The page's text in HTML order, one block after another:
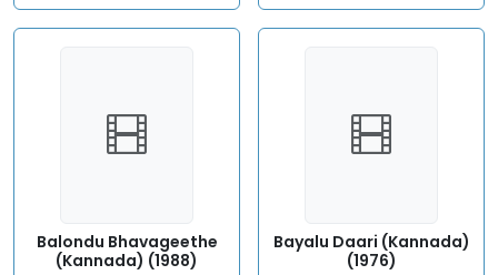
Balondu Bhavageethe
(Kannada) (1988)
Bayalu Daari (Kannada)
(1976)